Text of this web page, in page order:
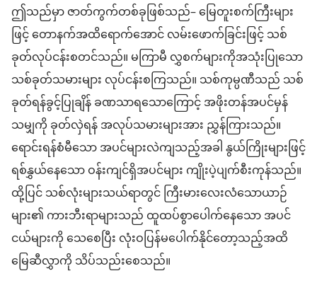
ဤသည်မှာ ဇာတ်ကွက်တစ်ခုဖြစ်သည်– မြေတူးစက်ကြီးများ
ဖြင့် တောနက်အထိရောက်အောင် လမ်းဖောက်ခြင်းဖြင့် သစ်
ခုတ်လုပ်ငန်းစတင်သည်။ မကြာမီ လွှစက်များကိုအသုံးပြုသော
သစ်ခုတ်သမားများ လုပ်ငန်းစကြသည်။ သစ်ကုမ္ပဏီသည် သစ်
ခုတ်ရန်ခွင့်ပြုချိန် ခဏသာရသောကြောင့် အဖိုးတန်အပင်မှန်
သမျှကို ခုတ်လှဲရန် အလုပ်သမားများအား ညွှန်ကြားသည်။
ရောင်းရန်စံမီသော အပင်များလဲကျသည့်အခါ နွယ်ကြိုးများဖြင့်
ရစ်နွှယ်နေသော ဝန်းကျင်ရှိအပင်များ ကျိုးပဲ့ပျက်စီးကုန်သည်။
ထို့ပြင် သစ်လုံးများသယ်ရာတွင် ကြီးမားလေးလံသောယာဉ်
များ၏ ကားဘီးရာများသည် ထူထပ်စွာပေါက်နေသော အပင်
ငယ်များကို သေစေပြီး လုံးဝပြန်မပေါက်နိုင်တော့သည့်အထိ
မြေဆီလွှာကို သိပ်သည်းစေသည်။